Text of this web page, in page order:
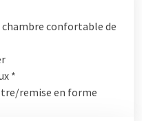
surtout pour les amateurs
quel moment de l’année,
dans une chambre
un petit déjeuner buffet
vous rentrez à l'hôtel pour
que notre centre de
chambre confortable de
*
remise en forme